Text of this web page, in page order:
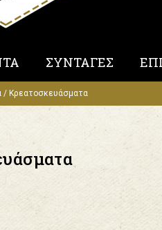
ΣΥΝΤΑΓΕΣ
/ Κρεατοσκευάσματα